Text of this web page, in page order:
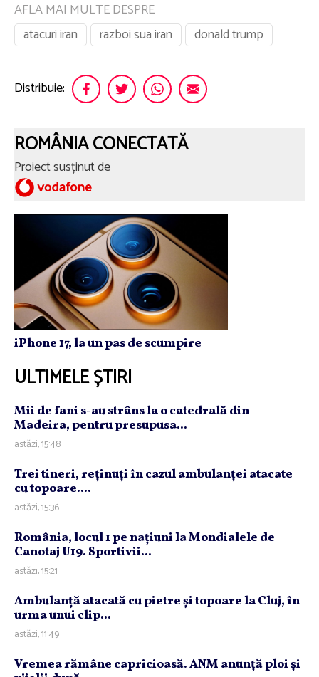
AFLA MAI MULTE DESPRE
atacuri iran
razboi sua iran donald trump
Distribuie:
ROMÂNIA CONECTATĂ
Proiect susținut de
iPhone 17, la un pas de scumpire
ULTIMELE ȘTIRI
Mii de fani s-au strâns la o catedrală din
Madeira, pentru presupusa...
astăzi, 15:48
Trei tineri, reţinuţi în cazul ambulanţei atacate
cu topoare....
astăzi, 15:36
România, locul 1 pe naţiuni la Mondialele de
Canotaj U19. Sportivii...
astăzi, 15:21
Ambulanţă atacată cu pietre şi topoare la Cluj, în
urma unui clip...
astăzi, 11:49
Vremea rămâne capricioasă. ANM anunţă ploi şi